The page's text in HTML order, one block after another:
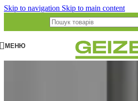
Skip to navigation Skip to main content
МЕНЮ